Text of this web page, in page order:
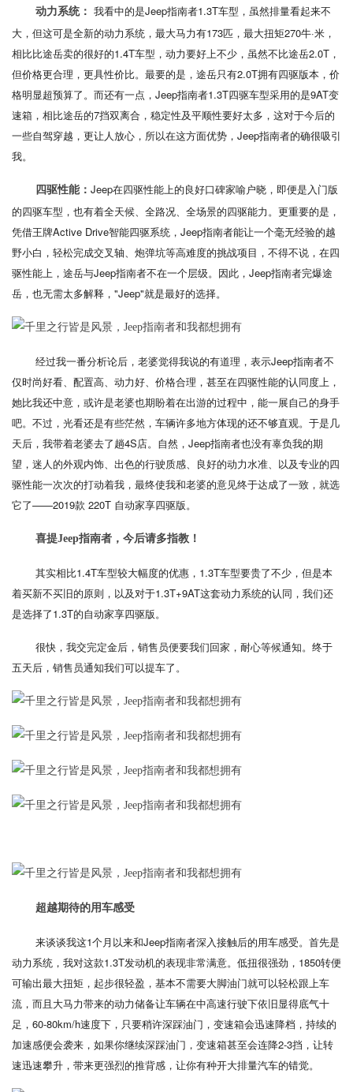
动力系统： 我看中的是Jeep指南者1.3T车型，虽然排量看起来不
大，但这可是全新的动力系统，最大马力有173匹，最大扭矩270牛·米，
相比比途岳卖的很好的1.4T车型，动力要好上不少，虽然不比途岳2.0T，
但价格更合理，更具性价比。最要的是，途岳只有2.0T拥有四驱版本，价
格明显超预算了。而还有一点，Jeep指南者1.3T四驱车型采用的是9AT变
速箱，相比途岳的7挡双离合，稳定性及平顺性要好太多，这对于今后的
一些自驾穿越，更让人放心，所以在这方面优势，Jeep指南者的确很吸引
我。
四驱性能： Jeep在四驱性能上的良好口碑家喻户晓，即便是入门版
的四驱车型，也有着全天候、全路况、全场景的四驱能力。更重要的是，
凭借王牌Active Drive智能四驱系统，Jeep指南者能让一个毫无经验的越
野小白，轻松完成交叉轴、炮弹坑等高难度的挑战项目，不得不说，在四
驱性能上，途岳与Jeep指南者不在一个层级。因此，Jeep指南者完爆途
岳，也无需太多解释，"Jeep"就是最好的选择。
经过我一番分析论后，老婆觉得我说的有道理，表示Jeep指南者不
仅时尚好看、配置高、动力好、价格合理，甚至在四驱性能的认同度上，
她比我还中意，或许是老婆也期盼着在出游的过程中，能一展自己的身手
吧。不过，光看还是有些茫然，车辆许多地方体现的还不够直观。于是几
天后，我带着老婆去了趟4S店。自然，Jeep指南者也没有辜负我的期
望，迷人的外观内饰、出色的行驶质感、良好的动力水准、以及专业的四
驱性能一次次的打动着我，最终使我和老婆的意见终于达成了一致，就选
它了——2019款 220T 自动家享四驱版。
喜提Jeep指南者，今后请多指教！
其实相比1.4T车型较大幅度的优惠，1.3T车型要贵了不少，但是本
着买新不买旧的原则，以及对于1.3T+9AT这套动力系统的认同，我们还
是选择了1.3T的自动家享四驱版。
很快，我交完定金后，销售员便要我们回家，耐心等候通知。终于
五天后，销售员通知我们可以提车了。
超越期待的用车感受
来谈谈我这1个月以来和Jeep指南者深入接触后的用车感受。首先是
动力系统，我对这款1.3T发动机的表现非常满意。低扭很强劲，1850转便
可输出最大扭矩，起步很轻盈，基本不需要大脚油门就可以轻松跟上车
流，而且大马力带来的动力储备让车辆在中高速行驶下依旧显得底气十
足，60-80km/h速度下，只要稍许深踩油门，变速箱会迅速降档，持续的
加速感便会袭来，如果你继续深踩油门，变速箱甚至会连降2-3挡，让转
速迅速攀升，带来更强烈的推背感，让你有种开大排量汽车的错觉。